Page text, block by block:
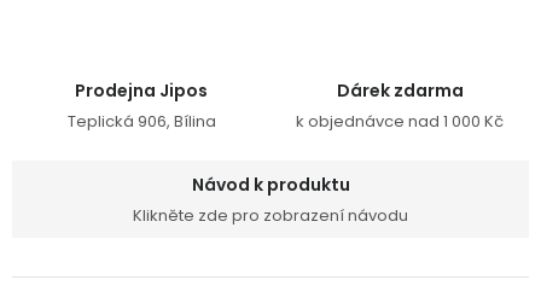
Prodejna Jipos
Teplická 906, Bílina
Dárek zdarma
k objednávce nad 1 000 Kč
Návod k produktu
Klikněte zde pro zobrazení návodu